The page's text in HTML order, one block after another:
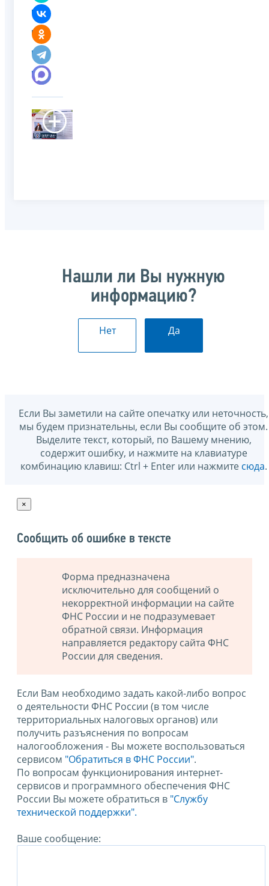
Нашли ли Вы нужную
информацию?
Нет Да
Если Вы заметили на сайте опечатку или неточность,
мы будем признательны, если Вы сообщите об этом.
Выделите текст, который, по Вашему мнению,
содержит ошибку, и нажмите на клавиатуре
комбинацию клавиш: Ctrl + Enter или нажмите сюда.
×
Сообщить об ошибке в тексте
Форма предназначена
исключительно для сообщений о
некорректной информации на сайте
ФНС России и не подразумевает
обратной связи. Информация
направляется редактору сайта ФНС
России для сведения.
Если Вам необходимо задать какой-либо вопрос
о деятельности ФНС России (в том числе
территориальных налоговых органов) или
получить разъяснения по вопросам
налогообложения - Вы можете воспользоваться
сервисом "Обратиться в ФНС России".
По вопросам функционирования интернет-
сервисов и программного обеспечения ФНС
России Вы можете обратиться в "Службу
технической поддержки".
Ваше сообщение: